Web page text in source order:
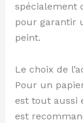
spécialement
pour garantir
peint.
Le choix de
Pour un
est tout aussi
est